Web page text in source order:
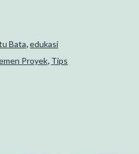
Bata,edukasi
Proyek, Tips